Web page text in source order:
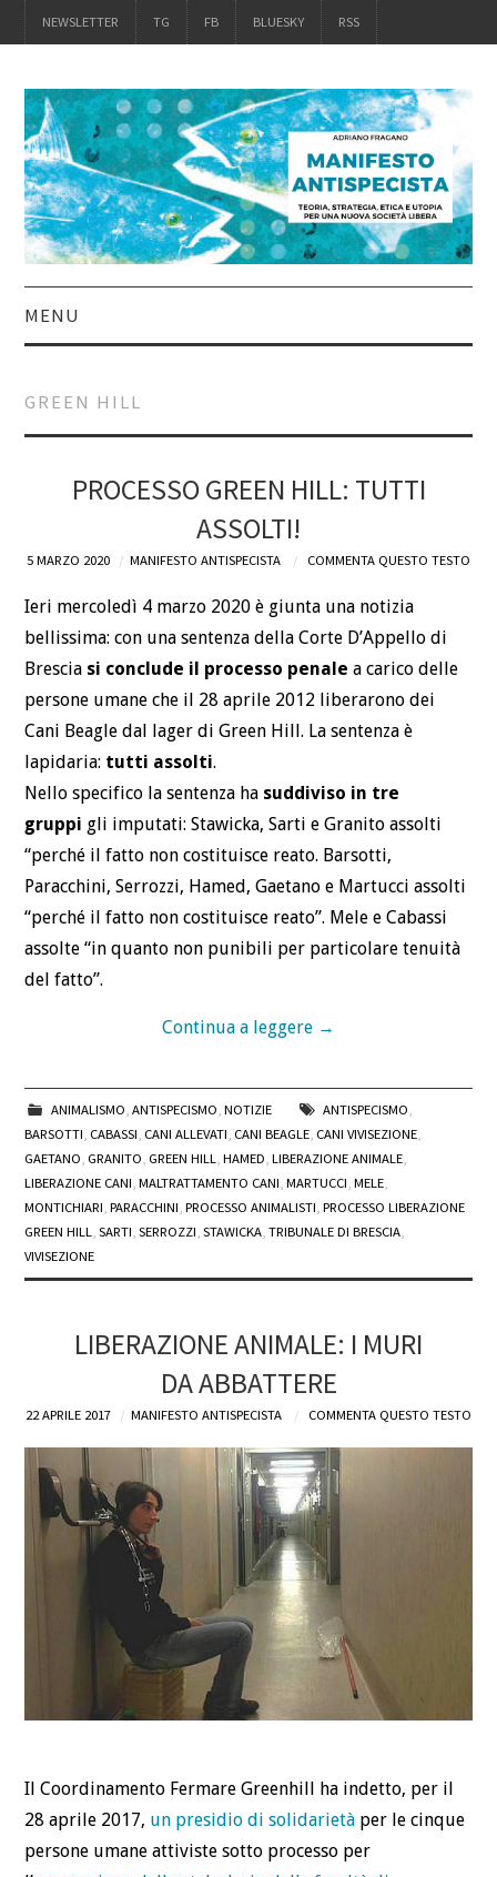
NEWSLETTER TG FB BLUESKY RSS
MENU
ACQUISTALO
CHI
CONTATTI
GREEN HILL
PROCESSO GREEN HILL: TUTTI
ASSOLTI!
5 MARZO 2020 MANIFESTO ANTISPECISTA COMMENTA QUESTO TESTO
Ieri mercoledì 4 marzo 2020 è giunta una notizia
bellissima: con una sentenza della Corte D’Appello di
Brescia si conclude il processo penale a carico delle
persone umane che il 28 aprile 2012 liberarono dei
Cani Beagle dal lager di Green Hill. La sentenza è
lapidaria: tutti assolti.
Nello specifico la sentenza ha suddiviso in tre
gruppi gli imputati: Stawicka, Sarti e Granito assolti
“perché il fatto non costituisce reato. Barsotti,
Paracchini, Serrozzi, Hamed, Gaetano e Martucci assolti
“perché il fatto non costituisce reato”. Mele e Cabassi
assolte “in quanto non punibili per particolare tenuità
del fatto”.
Continua a leggere →
ANIMALISMO, ANTISPECISMO, NOTIZIE ANTISPECISMO,
BARSOTTI, CABASSI, CANI ALLEVATI, CANI BEAGLE, CANI VIVISEZIONE,
GAETANO, GRANITO, GREEN HILL,HAMED,LIBERAZIONE ANIMALE,
LIBERAZIONE CANI,MALTRATTAMENTO CANI,MARTUCCI,MELE,
MONTICHIARI,PARACCHINI,PROCESSO ANIMALISTI,PROCESSO LIBERAZIONE
GREEN HILL,SARTI,SERROZZI,STAWICKA,TRIBUNALE DI BRESCIA,
VIVISEZIONE
LIBERAZIONE ANIMALE: I MURI
DA ABBATTERE
22 APRILE 2017 MANIFESTO ANTISPECISTA COMMENTA QUESTO TESTO
Il Coordinamento Fermare Greenhill ha indetto, per il
28 aprile 2017, un presidio di solidarietà per le cinque
persone umane attiviste sotto processo per